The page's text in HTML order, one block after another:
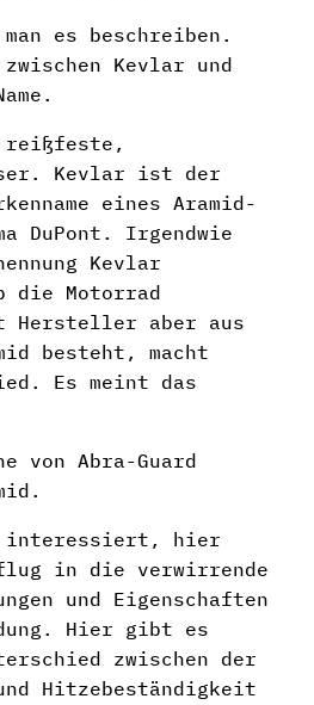
es beschreiben.
Kevlar und
reißfeste,
Kevlar ist der
eines Aramid-
DuPont. Irgendwie
Kevlar
die Motorrad
Hersteller aber aus
besteht, macht
Es meint das
von Abra-Guard
interessiert, hier
in die verwirrende
und Eigenschaften
Hier gibt es
zwischen der
Hitzebeständigkeit